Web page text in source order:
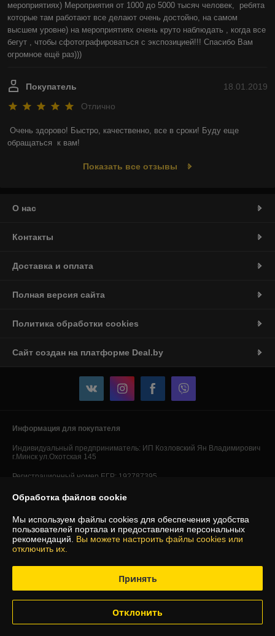
мероприятиях) Мероприятия от 1000 до 5000 тысяч человек,  ребята
которые там работают все делают очень достойно, на самом
высшем уровне) на мероприятиях очень круто наблюдать , когда все
бегут , чтобы сфотографироваться с экспозицией!!! Спасибо Вам
огромное ещё раз)))
18.01.2019
Покупатель
Отлично
Очень здорово! Быстро, качественно, все в сроки! Буду еще
обращаться  к вам!
Показать все отзывы
О нас
Контакты
Доставка и оплата
Полная версия сайта
Политика обработки cookies
Сайт создан на платформе Deal.by
Информация для покупателя
Индивидуальный предприниматель: ИП Козловский Ян Владимирович
г.Минск ул.Охотская 145
Регистрационный номер ЕГР: 192787395
УНП: 192787395
Регистрационный орган: Минский горисполком
Дата регистрации компании: 14.03.2017
Ссылка на свидетельство/лицензию
Обработка файлов cookie
Мы используем файлы cookies для обеспечения удобства
пользователей портала и предоставления персональных
рекомендаций. Вы можете настроить файлы cookies или
отключить их.
Принять
Отклонить